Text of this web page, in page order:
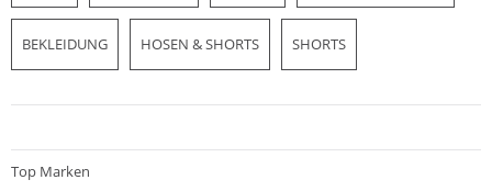
BEKLEIDUNG HOSEN & SHORTS SHORTS
Top Marken